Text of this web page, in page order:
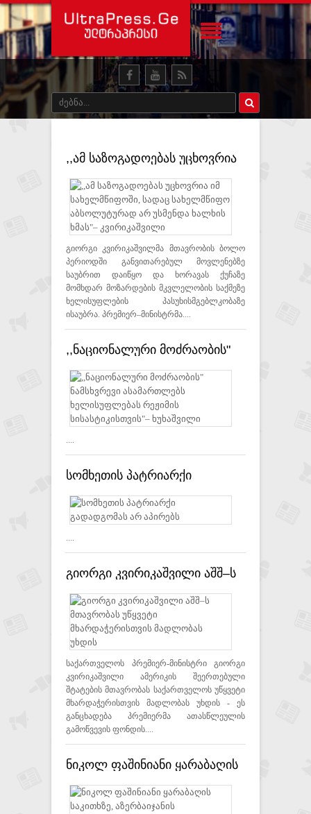
,,ამ საზოგადოებას უცხოვრია
იმ სახელმწიფოში, სადაც
სახელმწიფო აბსოლუტურად
არ უსმენდა ხალხის ხმას"–
კვირიკაშვილი
გიორგი კვირიკაშვილმა მთავრობის ბოლო
პერიოდში განვითარებულ მოვლენებზე
საუბრით დაიწყო და ხორავას ქუჩაზე
მომხდარ მოზარდების მკვლელობის საქმეზე
ხელისუფლების პასუხისმგებლკობაზე
ისაუბრა. პრემიერ–მინისტრმა....
,,ნაციონალური მოძრაობის"
ნამსხვრევი ასამართლებს
ხელისუფლებას რეჟიმის
სისასტიკისთვის"– ხუხაშვილი
....
სომხეთის პატრიარქი
გადადგომას არ აპირებს
....
გიორგი კვირიკაშვილი აშშ–ს
მთავრობას უწყვეტი
მხარდაჭერისთვის მადლობას
უხდის
საქართველოს პრემიერ-მინისტრი გიორგი
კვირიკაშვილი ამერიკის შეერთებული
შტატების მთავრობას საქართველოს უწყვეტი
მხარდაჭერისთვის მადლობას უხდის - ეს
განცხადება პრემიერმა ათასწლეულის
გამოწვევის ფონდის....
ნიკოლ ფაშინიანი ყარაბაღის
საკითხზე, აზერბაიჯანის
პრეზიდენტთან